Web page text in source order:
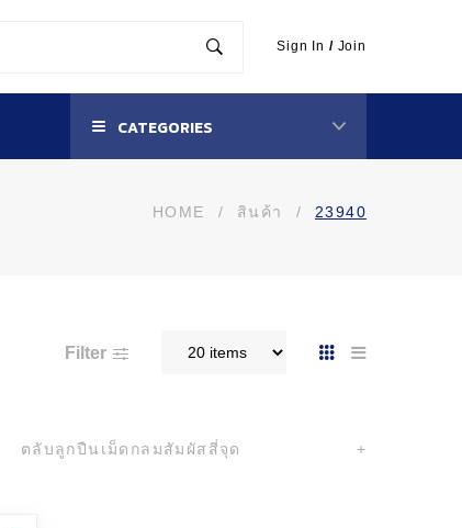
Sign In / Join
CATEGORIES
HOME / สินค้า / 23940
Filter
ตลับลูกปืนเม็ดกลมสัมผัสสี่จุด +